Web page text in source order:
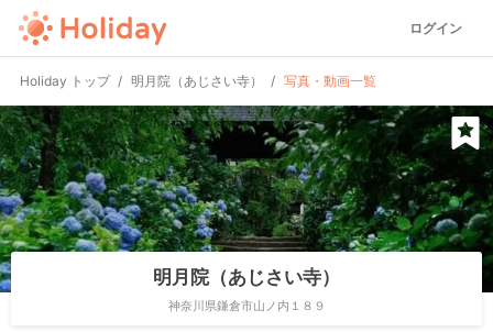
ログイン
Holiday トップ 明月院（あじさい寺） 写真・動画一覧
明月院（あじさい寺）
神奈川県鎌倉市山ノ内１８９